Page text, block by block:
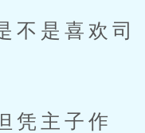
是喜欢司
凭主子作